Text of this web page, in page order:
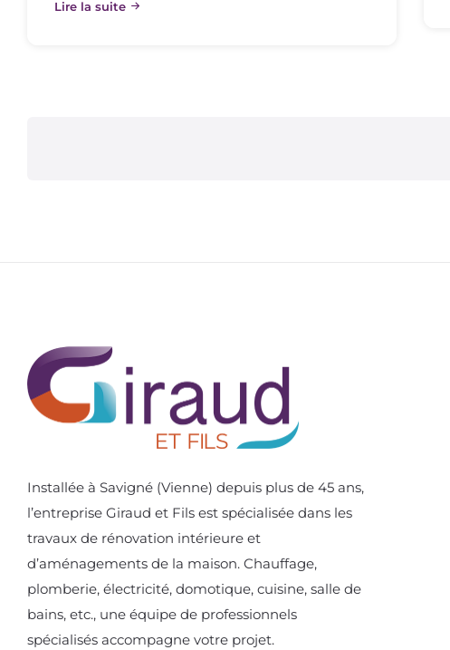
Lire la suite
Installée à Savigné (Vienne) depuis plus de 45 ans,
l’entreprise Giraud et Fils est spécialisée dans les
travaux de rénovation intérieure et
d’aménagements de la maison. Chauffage,
plomberie, électricité, domotique, cuisine, salle de
bains, etc., une équipe de professionnels
spécialisés accompagne votre projet.